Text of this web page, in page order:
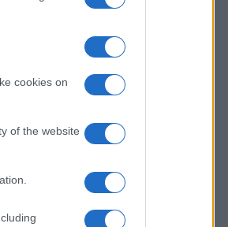
cookies on
of the website